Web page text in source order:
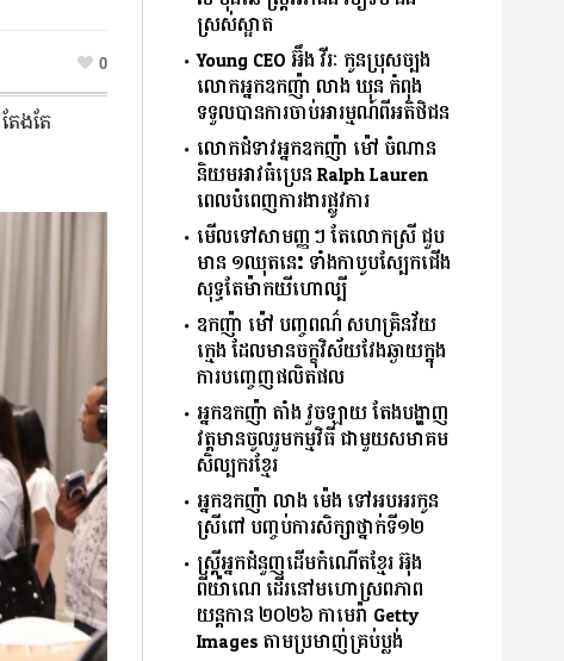
0
ែងតែ​
ស្រស់ស្អាត
Young CEO អ៊ឹង វីរៈ កូនប្រុសច្បង
លោកអ្នកឧកញ៉ា លាង ឃុន កំពុង
ទទួលបានការចាប់អារម្មណ៍ពីអតិថិជន
លោកជំទាវអ្នកឧកញ៉ា ម៉ៅ ចំណាន
និយមអាវធំប្រេន Ralph Lauren
ពេលបំពេញការងារផ្លូវការ
មើលទៅសាមញ្ញ​ៗ តែលោកស្រី ជួប
មាន ១ឈុតនេះ ទាំងកាបូប​ស្បែកជើង
សុទ្ធតែម៉ាកយីហោ​ល្បី
ឧកញ៉ា ម៉ៅ បញ្ចពណ៌ សហគ្រិនវ័យ
ក្មេង ដែលមានចក្ខុវិស័យវែងឆ្ងាយក្នុង
ការបញ្ចេញផលិតផល
អ្នកឧកញ៉ា តាំង វួចឡាយ តែងបង្ហាញ
វត្តមានចូលរួមកម្មវិធី ជាមួយសមាគម
សិល្បករខ្មែរ
អ្នកឧកញ៉ា លាង ម៉េង ទៅអបអរកូន
ស្រីពៅ បញ្ចប់ការសិក្សាថ្នាក់ទី១២
ស្ត្រីអ្នកជំនួញដើមកំណើតខ្មែរ អ៊ុង
ពីយ៉ាណេ ដើរនៅមហោស្រពភាព
យន្តកាន ២០២៦ កាមេរ៉ា Getty
Images តាមប្រមាញ់គ្រប់ប្លង់